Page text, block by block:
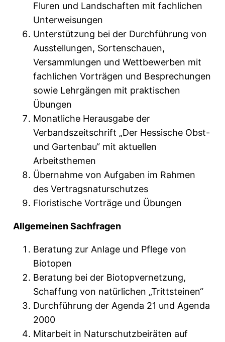
Fluren und Landschaften mit fachlichen
Unterweisungen
Unterstützung bei der Durchführung von
Ausstellungen, Sortenschauen,
Versammlungen und Wettbewerben mit
fachlichen Vorträgen und Besprechungen
sowie Lehrgängen mit praktischen
Übungen
Monatliche Herausgabe der
Verbandszeitschrift „Der Hessische Obst-
und Gartenbau“ mit aktuellen
Arbeitsthemen
Übernahme von Aufgaben im Rahmen
des Vertragsnaturschutzes
Floristische Vorträge und Übungen
Allgemeinen Sachfragen
Beratung zur Anlage und Pflege von
Biotopen
Beratung bei der Biotopvernetzung,
Schaffung von natürlichen „Trittsteinen“
Durchführung der Agenda 21 und Agenda
2000
Mitarbeit in Naturschutzbeiräten auf